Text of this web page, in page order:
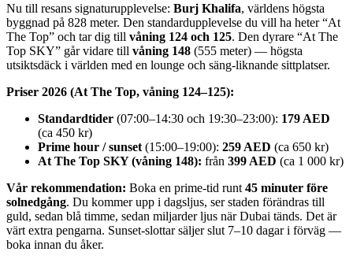
Nu till resans signaturupplevelse: Burj Khalifa, världens högsta
byggnad på 828 meter. Den standardupplevelse du vill ha heter “At
The Top” och tar dig till våning 124 och 125. Den dyrare “At The
Top SKY” går vidare till våning 148 (555 meter) — högsta
utsiktsdäck i världen med en lounge och säng-liknande sittplatser.
Priser 2026 (At The Top, våning 124–125):
Standardtider (07:00–14:30 och 19:30–23:00): 179 AED
(ca 450 kr)
Prime hour / sunset (15:00–19:00): 259 AED (ca 650 kr)
At The Top SKY (våning 148): från 399 AED (ca 1 000 kr)
Vår rekommendation: Boka en prime-tid runt 45 minuter före
solnedgång. Du kommer upp i dagsljus, ser staden förändras till
guld, sedan blå timme, sedan miljarder ljus när Dubai tänds. Det är
värt extra pengarna. Sunset-slottar säljer slut 7–10 dagar i förväg —
boka innan du åker.